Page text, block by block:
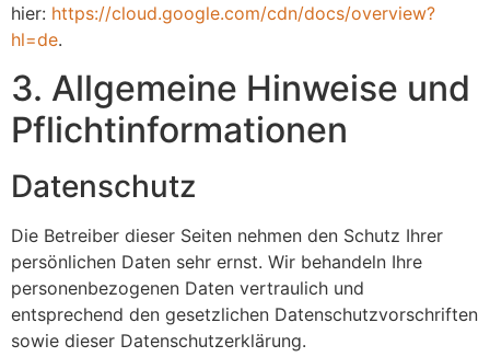
hier: https://cloud.google.com/cdn/docs/overview?
hl=de.
3. Allgemeine Hinweise und
Pflicht­informationen
Datenschutz
Die Betreiber dieser Seiten nehmen den Schutz Ihrer
persönlichen Daten sehr ernst. Wir behandeln Ihre
personenbezogenen Daten vertraulich und
entsprechend den gesetzlichen Datenschutzvorschriften
sowie dieser Datenschutzerklärung.